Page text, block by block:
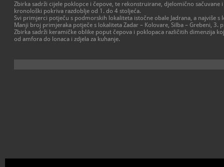
Zbirka sadrži cijele poklopce i čepove, te rekonstruirane, djelomično sačuvane
kronološki pokriva razdoblje od 1. do 4 stoljeća.
Svi primjerci potječu s podmorskih lokaliteta istočne obale Jadrana, a najviše s
Manji broj primjeraka potječe s lokaliteta Zadar – Kolovare, Silba – Grebeni, 3.
Zbirka sadrži keramičke oblike poput čepova i poklopaca različitih dimenzija
od amfora do lonaca i zdjela za kuhanje.